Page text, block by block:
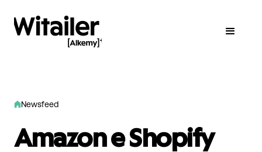
Newsfeed
Amazon e Shopify